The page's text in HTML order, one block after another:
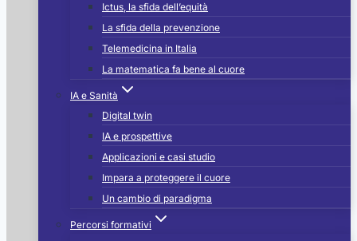
Ictus, la sfida dell’equità
La sfida della prevenzione
Telemedicina in Italia
La matematica fa bene al cuore
IA e Sanità
Digital twin
IA e prospettive
Applicazioni e casi studio
Impara a proteggere il cuore
Un cambio di paradigma
Percorsi formativi